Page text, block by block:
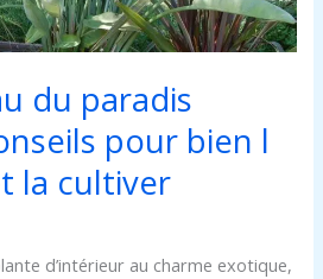
du paradis
pour bien l
la cultiver
d’intérieur au charme exotique,